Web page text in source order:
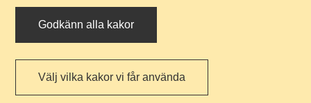
Godkänn alla kakor
Välj vilka kakor vi får använda